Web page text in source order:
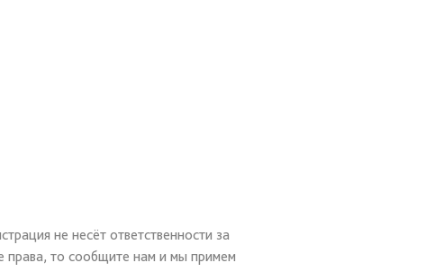
не несёт ответственности за
права, то сообщите нам и мы примем